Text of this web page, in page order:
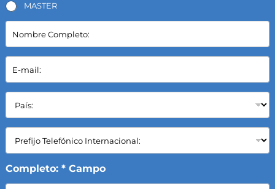
MASTER
N
m
b
e
C
m
p
e
t
E
m
a
l
*
P
í
s
*
C
m
p
Completo: * Campo